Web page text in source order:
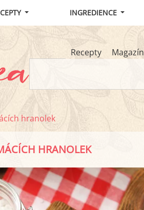
INGREDIENCE
Recepty Magazín
hranolek
HRANOLEK